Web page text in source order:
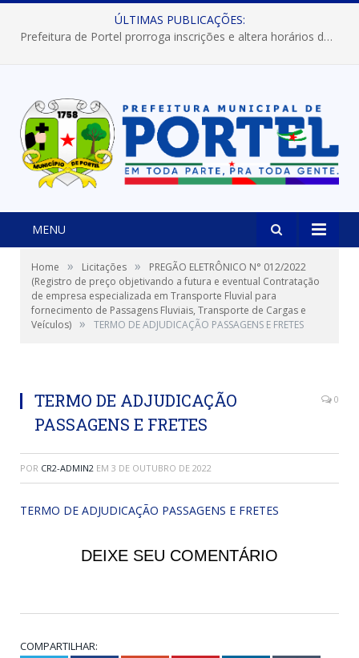
ÚLTIMAS PUBLICAÇÕES:
Prefeitura de Portel prorroga inscrições e altera horários dos concursos “Musa” e “Miss Mix Verão 2026”
MENU
Home » Licitações »
PREGÃO ELETRÔNICO N° 012/2022
(Registro de preço objetivando a futura e eventual Contratação
de empresa especializada em Transporte Fluvial para
fornecimento de Passagens Fluviais, Transporte de Cargas e
Veículos) » TERMO DE ADJUDICAÇÃO PASSAGENS E FRETES
TERMO DE ADJUDICAÇÃO
PASSAGENS E FRETES
0
POR CR2-ADMIN2 EM 3 DE OUTUBRO DE 2022
TERMO DE ADJUDICAÇÃO PASSAGENS E FRETES
DEIXE SEU COMENTÁRIO
COMPARTILHAR: